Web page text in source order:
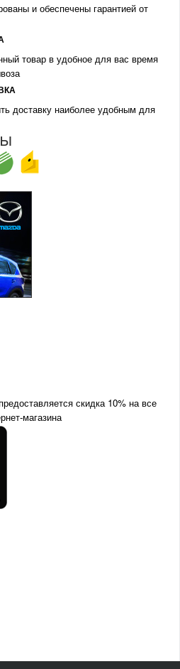
и обеспечены гарантией от
товар в удобное для вас время
доставку наиболее удобным для
скидка 10% на все
магазина